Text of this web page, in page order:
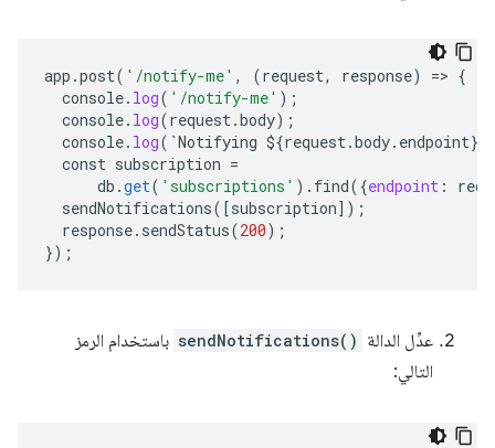
app .post( '/notify-me' , (request, response) => {
console. log( '/notify-me' );
console. log(request.body);
console. log( `Notifying ${request.body. endpoint}`
const subscription =
db .get( 'subscriptions' ). find({endpoint :
sendNotifications( [subscription] );
response. sendStatus(200);
});
عدِّل الدالة sendNotifications() باستخدام الرمز
التالي: